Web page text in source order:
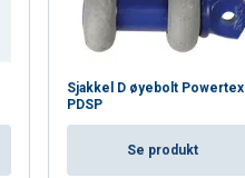
Sjakkel D øyebolt Powertex
PDSP
Se produkt